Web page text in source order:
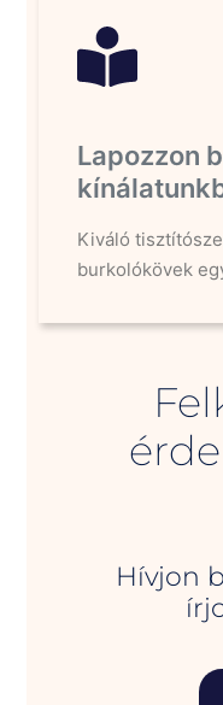
Lapozzon
Kiváló
burkolókövek
Hívjon